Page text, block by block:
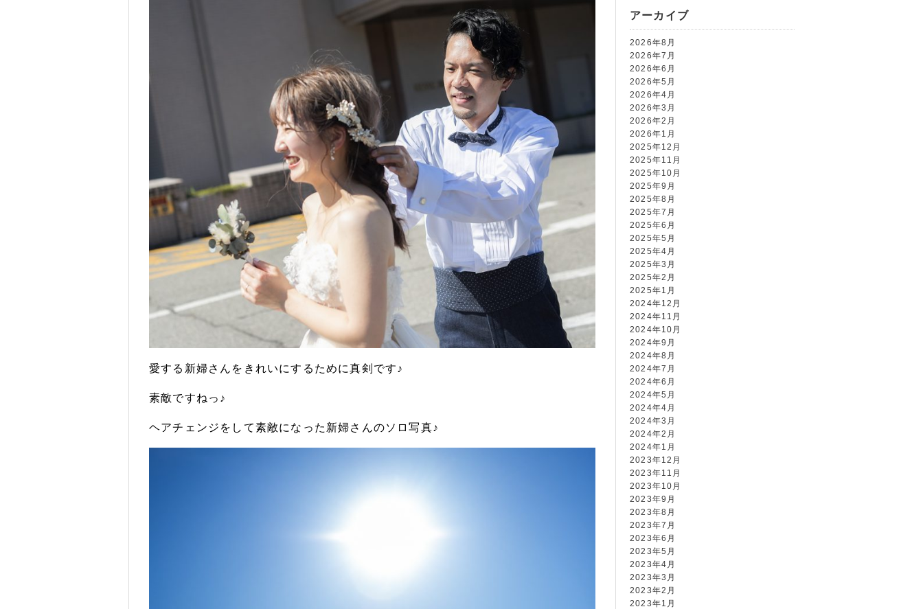
025-752-3127
LINE
tel. 025-761-7474
閉じる
愛する新婦さんをきれいにするために真剣です♪
素敵ですねっ♪
ヘアチェンジをして素敵になった新婦さんのソロ写真♪
アーカイブ
2026年8月
2026年7月
2026年6月
2026年5月
2026年4月
2026年3月
2026年2月
2026年1月
2025年12月
2025年11月
2025年10月
2025年9月
2025年8月
2025年7月
2025年6月
2025年5月
2025年4月
2025年3月
2025年2月
2025年1月
2024年12月
2024年11月
2024年10月
2024年9月
2024年8月
2024年7月
2024年6月
2024年5月
2024年4月
2024年3月
2024年2月
2024年1月
2023年12月
2023年11月
2023年10月
2023年9月
2023年8月
2023年7月
2023年6月
2023年5月
2023年4月
2023年3月
2023年2月
2023年1月